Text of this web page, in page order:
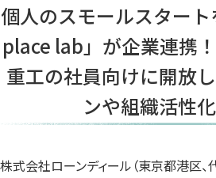
個人のスモールスター
place lab」が企業連携
重工の社員向けに開放
ンや組織活性
株式会社ローンディール（東京都港区、